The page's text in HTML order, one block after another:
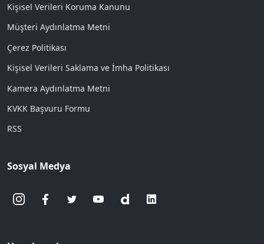
Kişisel Verileri Koruma Kanunu
Müşteri Aydınlatma Metni
Çerez Politikası
Kişisel Verileri Saklama ve İmha Politikası
Kamera Aydınlatma Metni
KVKK Başvuru Formu
RSS
Sosyal Medya